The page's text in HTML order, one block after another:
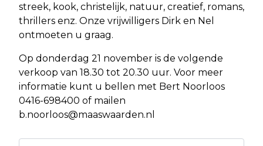
streek, kook, christelijk, natuur, creatief, romans,
thrillers enz. Onze vrijwilligers Dirk en Nel
ontmoeten u graag.
Op donderdag 21 november is de volgende
verkoop van 18.30 tot 20.30 uur. Voor meer
informatie kunt u bellen met Bert Noorloos
0416-698400 of mailen
b.noorloos@maaswaarden.nl